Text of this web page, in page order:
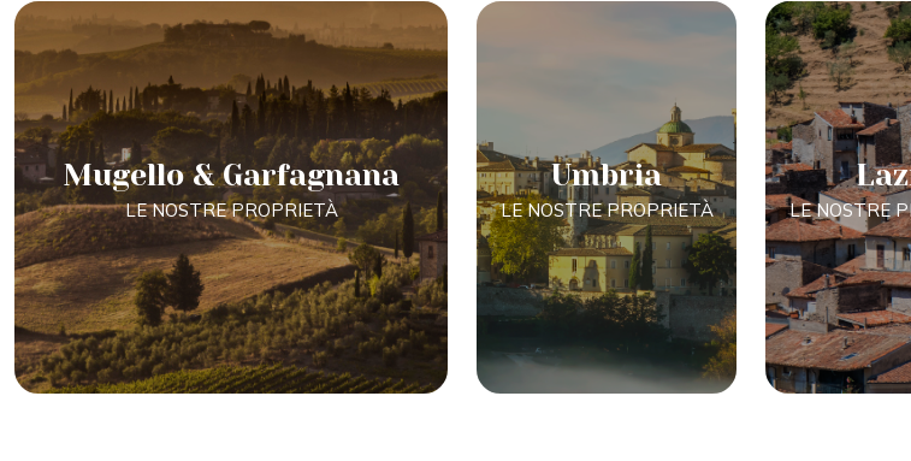
Mugello & Garfagnana
LE NOSTRE PROPRIETÀ
Umbria
LE NOSTRE PROPRIETÀ LE NOSTRE